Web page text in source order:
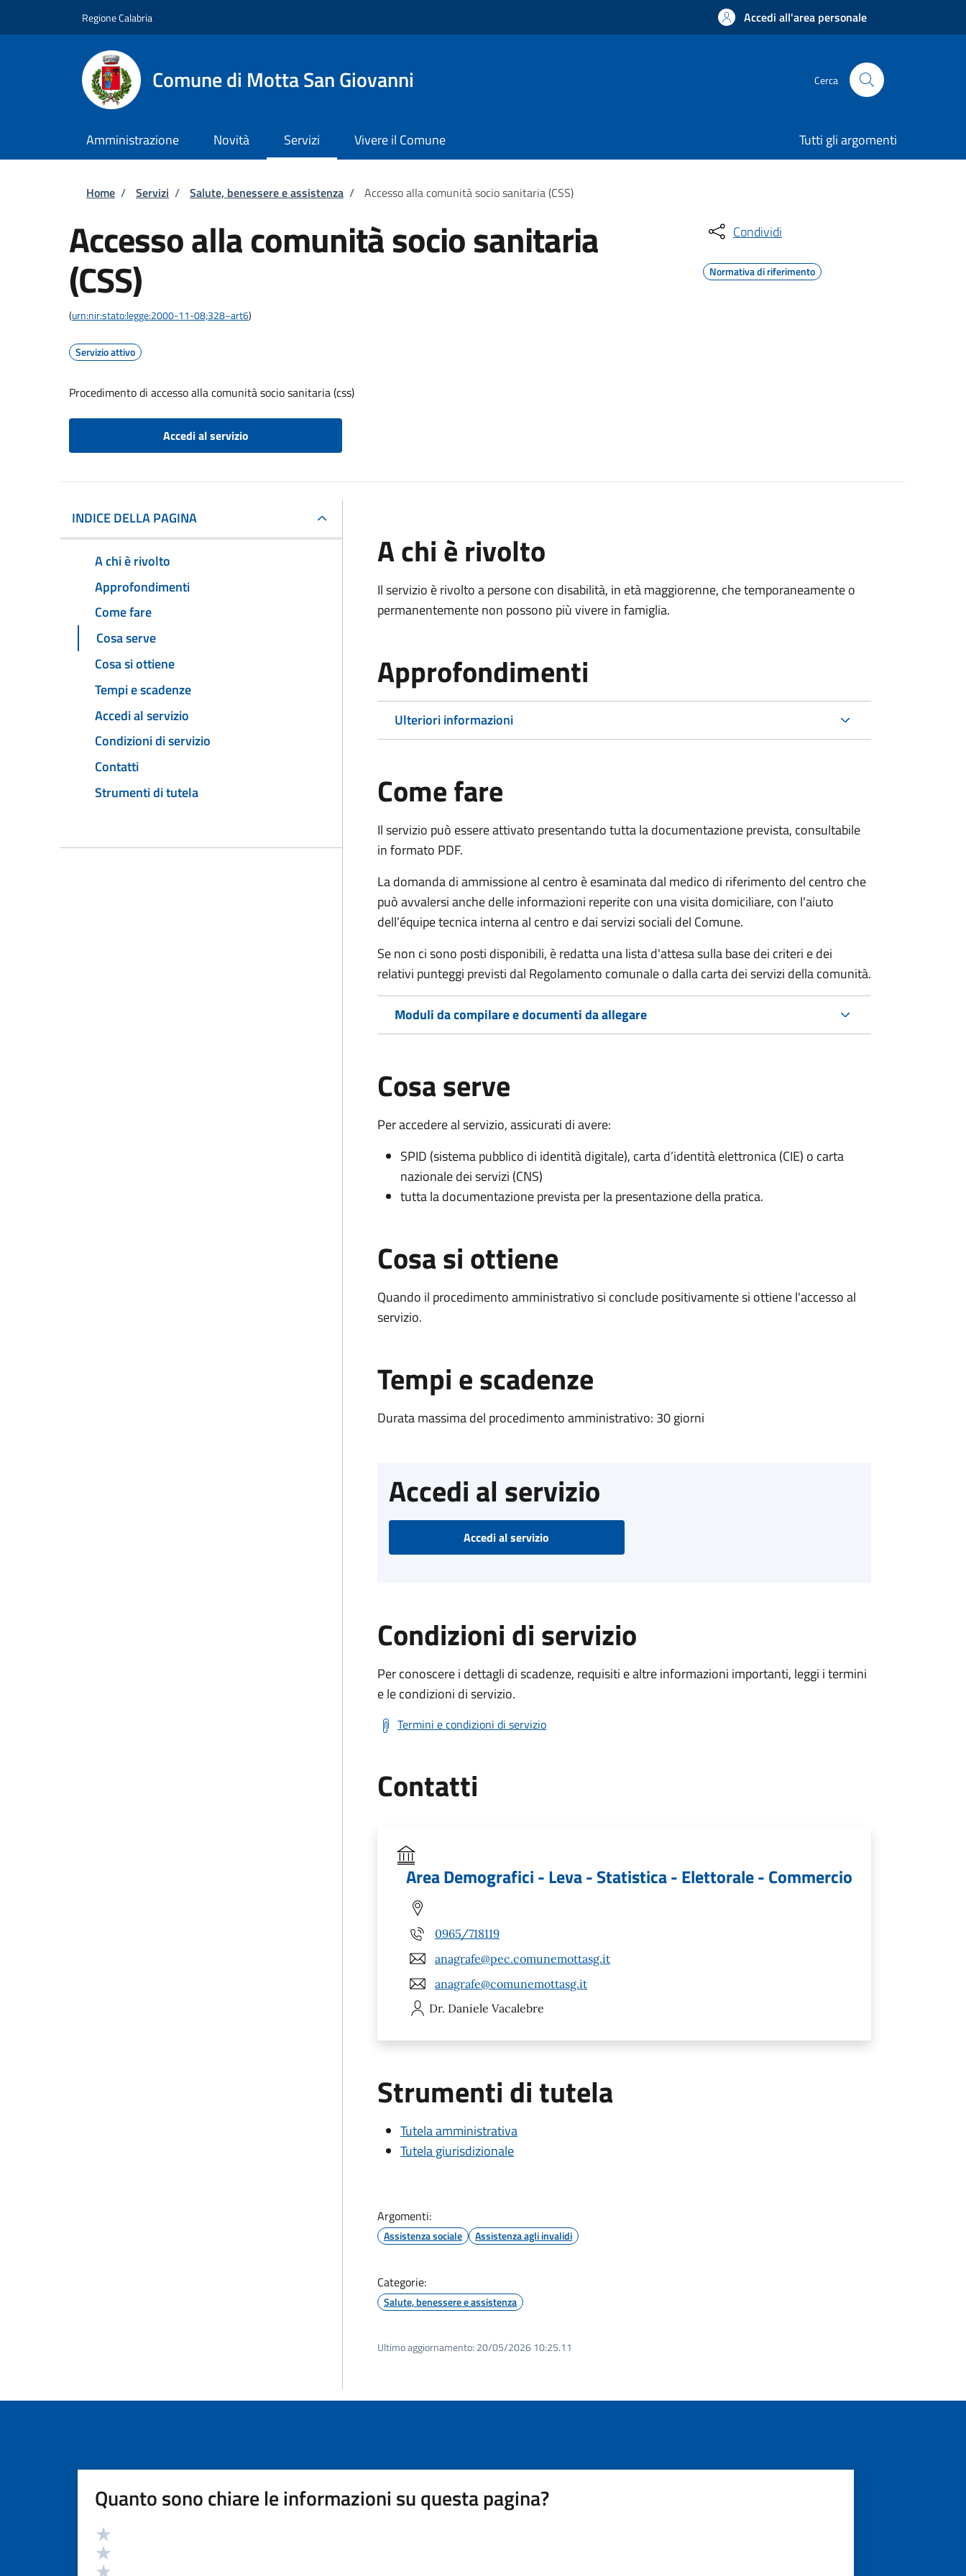
Regione Calabria Accedi all'area personale
Comune di Motta San Giovanni Cerca
Amministrazione Novità Servizi Vivere il Comune Tutti gli argomenti
Briciole di pane
Home / Servizi / Salute, benessere e assistenza / Accesso alla comunità socio sanitaria (CSS)
Accesso alla comunità socio sanitaria
(CSS)
(urn:nir:stato:legge:2000-11-08;328~art6)
Servizio attivo
Procedimento di accesso alla comunità socio sanitaria (css)
Accedi al servizio
Condividi
Normativa di riferimento
INDICE DELLA PAGINA
A chi è rivolto
Approfondimenti
Come fare
Cosa serve
Cosa si ottiene
Tempi e scadenze
Accedi al servizio
Condizioni di servizio
Contatti
Strumenti di tutela
A chi è rivolto
Il servizio è rivolto a persone con disabilità, in età maggiorenne, che temporaneamente o
permanentemente non possono più vivere in famiglia.
Approfondimenti
Ulteriori informazioni
Come fare
Il servizio può essere attivato presentando tutta la documentazione prevista, consultabile
in formato PDF.
La domanda di ammissione al centro è esaminata dal medico di riferimento del centro che
può avvalersi anche delle informazioni reperite con una visita domiciliare, con l'aiuto
dell’équipe tecnica interna al centro e dai servizi sociali del Comune.
Se non ci sono posti disponibili, è redatta una lista d'attesa sulla base dei criteri e dei
relativi punteggi previsti dal Regolamento comunale o dalla carta dei servizi della comunità.
Moduli da compilare e documenti da allegare
Cosa serve
Per accedere al servizio, assicurati di avere:
SPID (sistema pubblico di identità digitale), carta d’identità elettronica (CIE) o carta
nazionale dei servizi (CNS)
tutta la documentazione prevista per la presentazione della pratica.
Cosa si ottiene
Quando il procedimento amministrativo si conclude positivamente si ottiene l'accesso al
servizio.
Tempi e scadenze
Durata massima del procedimento amministrativo: 30 giorni
Accedi al servizio
Accedi al servizio
Condizioni di servizio
Per conoscere i dettagli di scadenze, requisiti e altre informazioni importanti, leggi i termini
e le condizioni di servizio.
Termini e condizioni di servizio
Contatti
Area Demografici - Leva - Statistica - Elettorale - Commercio
0965/718119
anagrafe@pec.comunemottasg.it
anagrafe@comunemottasg.it
Dr. Daniele Vacalebre
Strumenti di tutela
Tutela amministrativa
Tutela giurisdizionale
Argomenti:
Assistenza sociale Assistenza agli invalidi
Categorie:
Salute, benessere e assistenza
Ultimo aggiornamento: 20/05/2026 10:25.11
Quanto sono chiare le informazioni su questa pagina?
Valutazione